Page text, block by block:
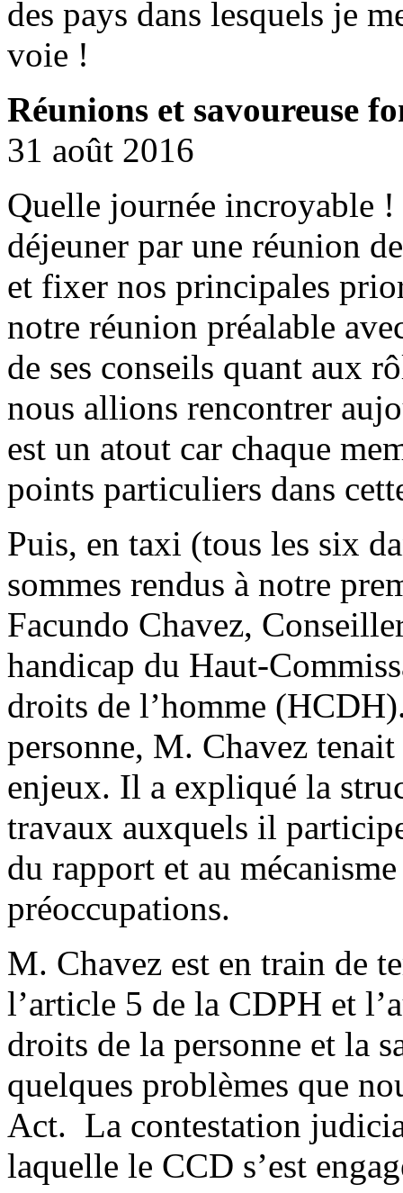
des pays dans lesquels je
voie !
Réunions et savoureuse
31 août 2016
Quelle journée incroyable
déjeuner par une réunion
et fixer nos principales
notre réunion préalable
de ses conseils quant aux
nous allions rencontrer
est un atout car chaque
points particuliers dans
Puis, en taxi (tous les six
sommes rendus à notre
Facundo Chavez,
handicap du Haut-
droits de l’homme
personne, M. Chavez
enjeux. Il a expliqué la
travaux auxquels il
du rapport et au
préoccupations.
M. Chavez est en train de
l’article 5 de la CDPH et
droits de la personne et la
quelques problèmes que
Act. La contestation
laquelle le CCD s’est